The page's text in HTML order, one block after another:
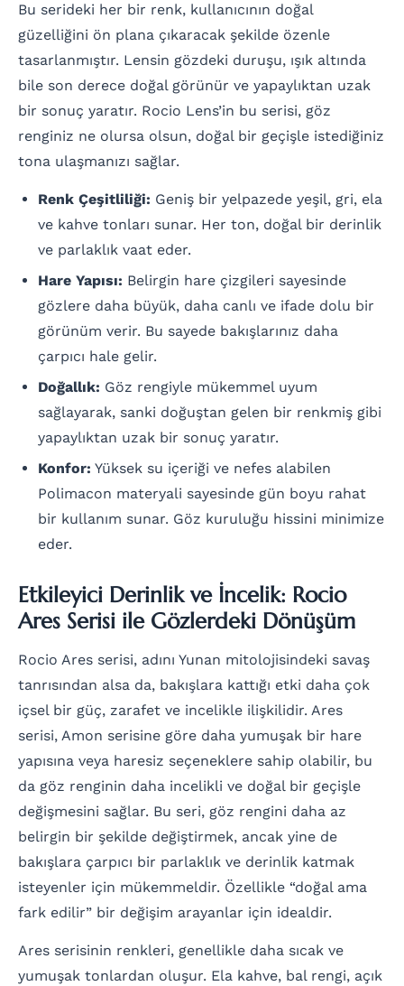
Bu serideki her bir renk, kullanıcının doğal
güzelliğini ön plana çıkaracak şekilde özenle
tasarlanmıştır. Lensin gözdeki duruşu, ışık altında
bile son derece doğal görünür ve yapaylıktan uzak
bir sonuç yaratır. Rocio Lens’in bu serisi, göz
renginiz ne olursa olsun, doğal bir geçişle istediğiniz
tona ulaşmanızı sağlar.
Renk Çeşitliliği: Geniş bir yelpazede yeşil, gri, ela
ve kahve tonları sunar. Her ton, doğal bir derinlik
ve parlaklık vaat eder.
Hare Yapısı: Belirgin hare çizgileri sayesinde
gözlere daha büyük, daha canlı ve ifade dolu bir
görünüm verir. Bu sayede bakışlarınız daha
çarpıcı hale gelir.
Doğallık: Göz rengiyle mükemmel uyum
sağlayarak, sanki doğuştan gelen bir renkmiş gibi
yapaylıktan uzak bir sonuç yaratır.
Konfor: Yüksek su içeriği ve nefes alabilen
Polimacon materyali sayesinde gün boyu rahat
bir kullanım sunar. Göz kuruluğu hissini minimize
eder.
Etkileyici Derinlik ve İncelik: Rocio
Ares Serisi ile Gözlerdeki Dönüşüm
Rocio Ares serisi, adını Yunan mitolojisindeki savaş
tanrısından alsa da, bakışlara kattığı etki daha çok
içsel bir güç, zarafet ve incelikle ilişkilidir. Ares
serisi, Amon serisine göre daha yumuşak bir hare
yapısına veya haresiz seçeneklere sahip olabilir, bu
da göz renginin daha incelikli ve doğal bir geçişle
değişmesini sağlar. Bu seri, göz rengini daha az
belirgin bir şekilde değiştirmek, ancak yine de
bakışlara çarpıcı bir parlaklık ve derinlik katmak
isteyenler için mükemmeldir. Özellikle “doğal ama
fark edilir” bir değişim arayanlar için idealdir.
Ares serisinin renkleri, genellikle daha sıcak ve
yumuşak tonlardan oluşur. Ela kahve, bal rengi, açık